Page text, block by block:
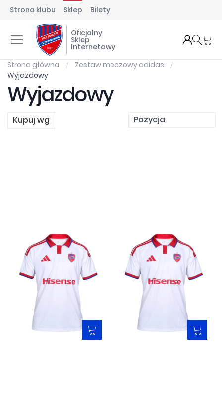
Strona klubu Sklep Bilety
Oficjalny
Sklep
Internetowy
Strona główna
Zestaw meczowy adidas
Wyjazdowy
Wyjazdowy
Koszulka adidas meczowa
wyjazdowa 2026/2027
369,00 zł
Koszulka adidas junior
meczowa wyjazdowa
2026/2027
299,00 zł
Kupuj wg